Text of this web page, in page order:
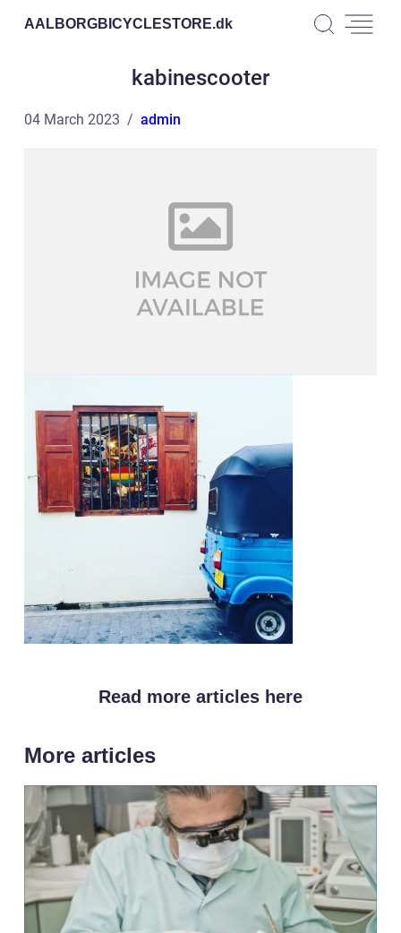
AALBORGBICYCLESTORE.dk
kabinescooter
04 March 2023 admin
Read more articles here
More articles